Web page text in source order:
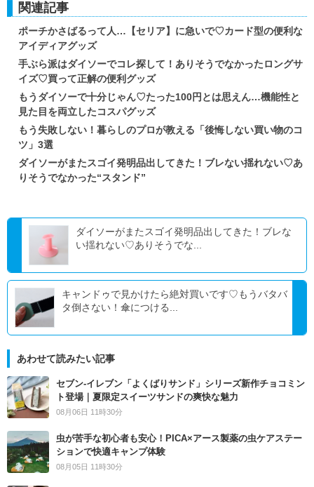
関連記事
ポーチかさばるって人…【セリア】に急いで♡カード型の便利な
アイディアグッズ
手ぶら派はダイソーでコレ探して！ありそうでなかったロングサ
イズ♡買って正解の便利グッズ
もうダイソーで十分じゃん♡たった100円とは思えん…機能性と
見た目を両立したコスパグッズ
もう失敗しない！暮らしのプロが教える「後悔しない買い物のコ
ツ」3選
ダイソーがまたスゴイ発明品出してきた！ブレない揺れない♡あ
りそうでなかった“スタンド”
ダイソーがまたスゴイ発明品出してきた！ブレな
い揺れない♡ありそうでな...
キャンドゥで見かけたら絶対買いです♡もうバタバ
タ倒さない！傘につける...
あわせて読みたい記事
セブン‐イレブン「よくばりサンド」シリーズ新作チョコミン
ト登場｜夏限定スイーツサンドの爽快な魅力
08月06日 11時30分
虫が苦手な初心者も安心！PICA×アース製薬の虫ケアステー
ションで快適キャンプ体験
08月05日 11時30分